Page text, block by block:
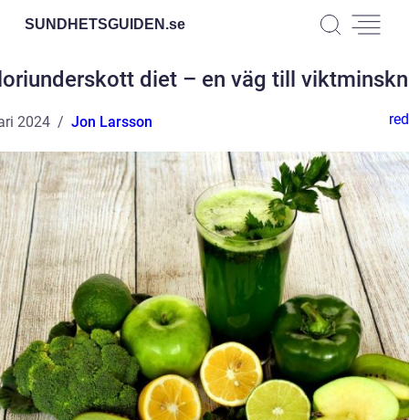
SUNDHETSGUIDEN.se
diet – en väg till
2024 Jon Larsson